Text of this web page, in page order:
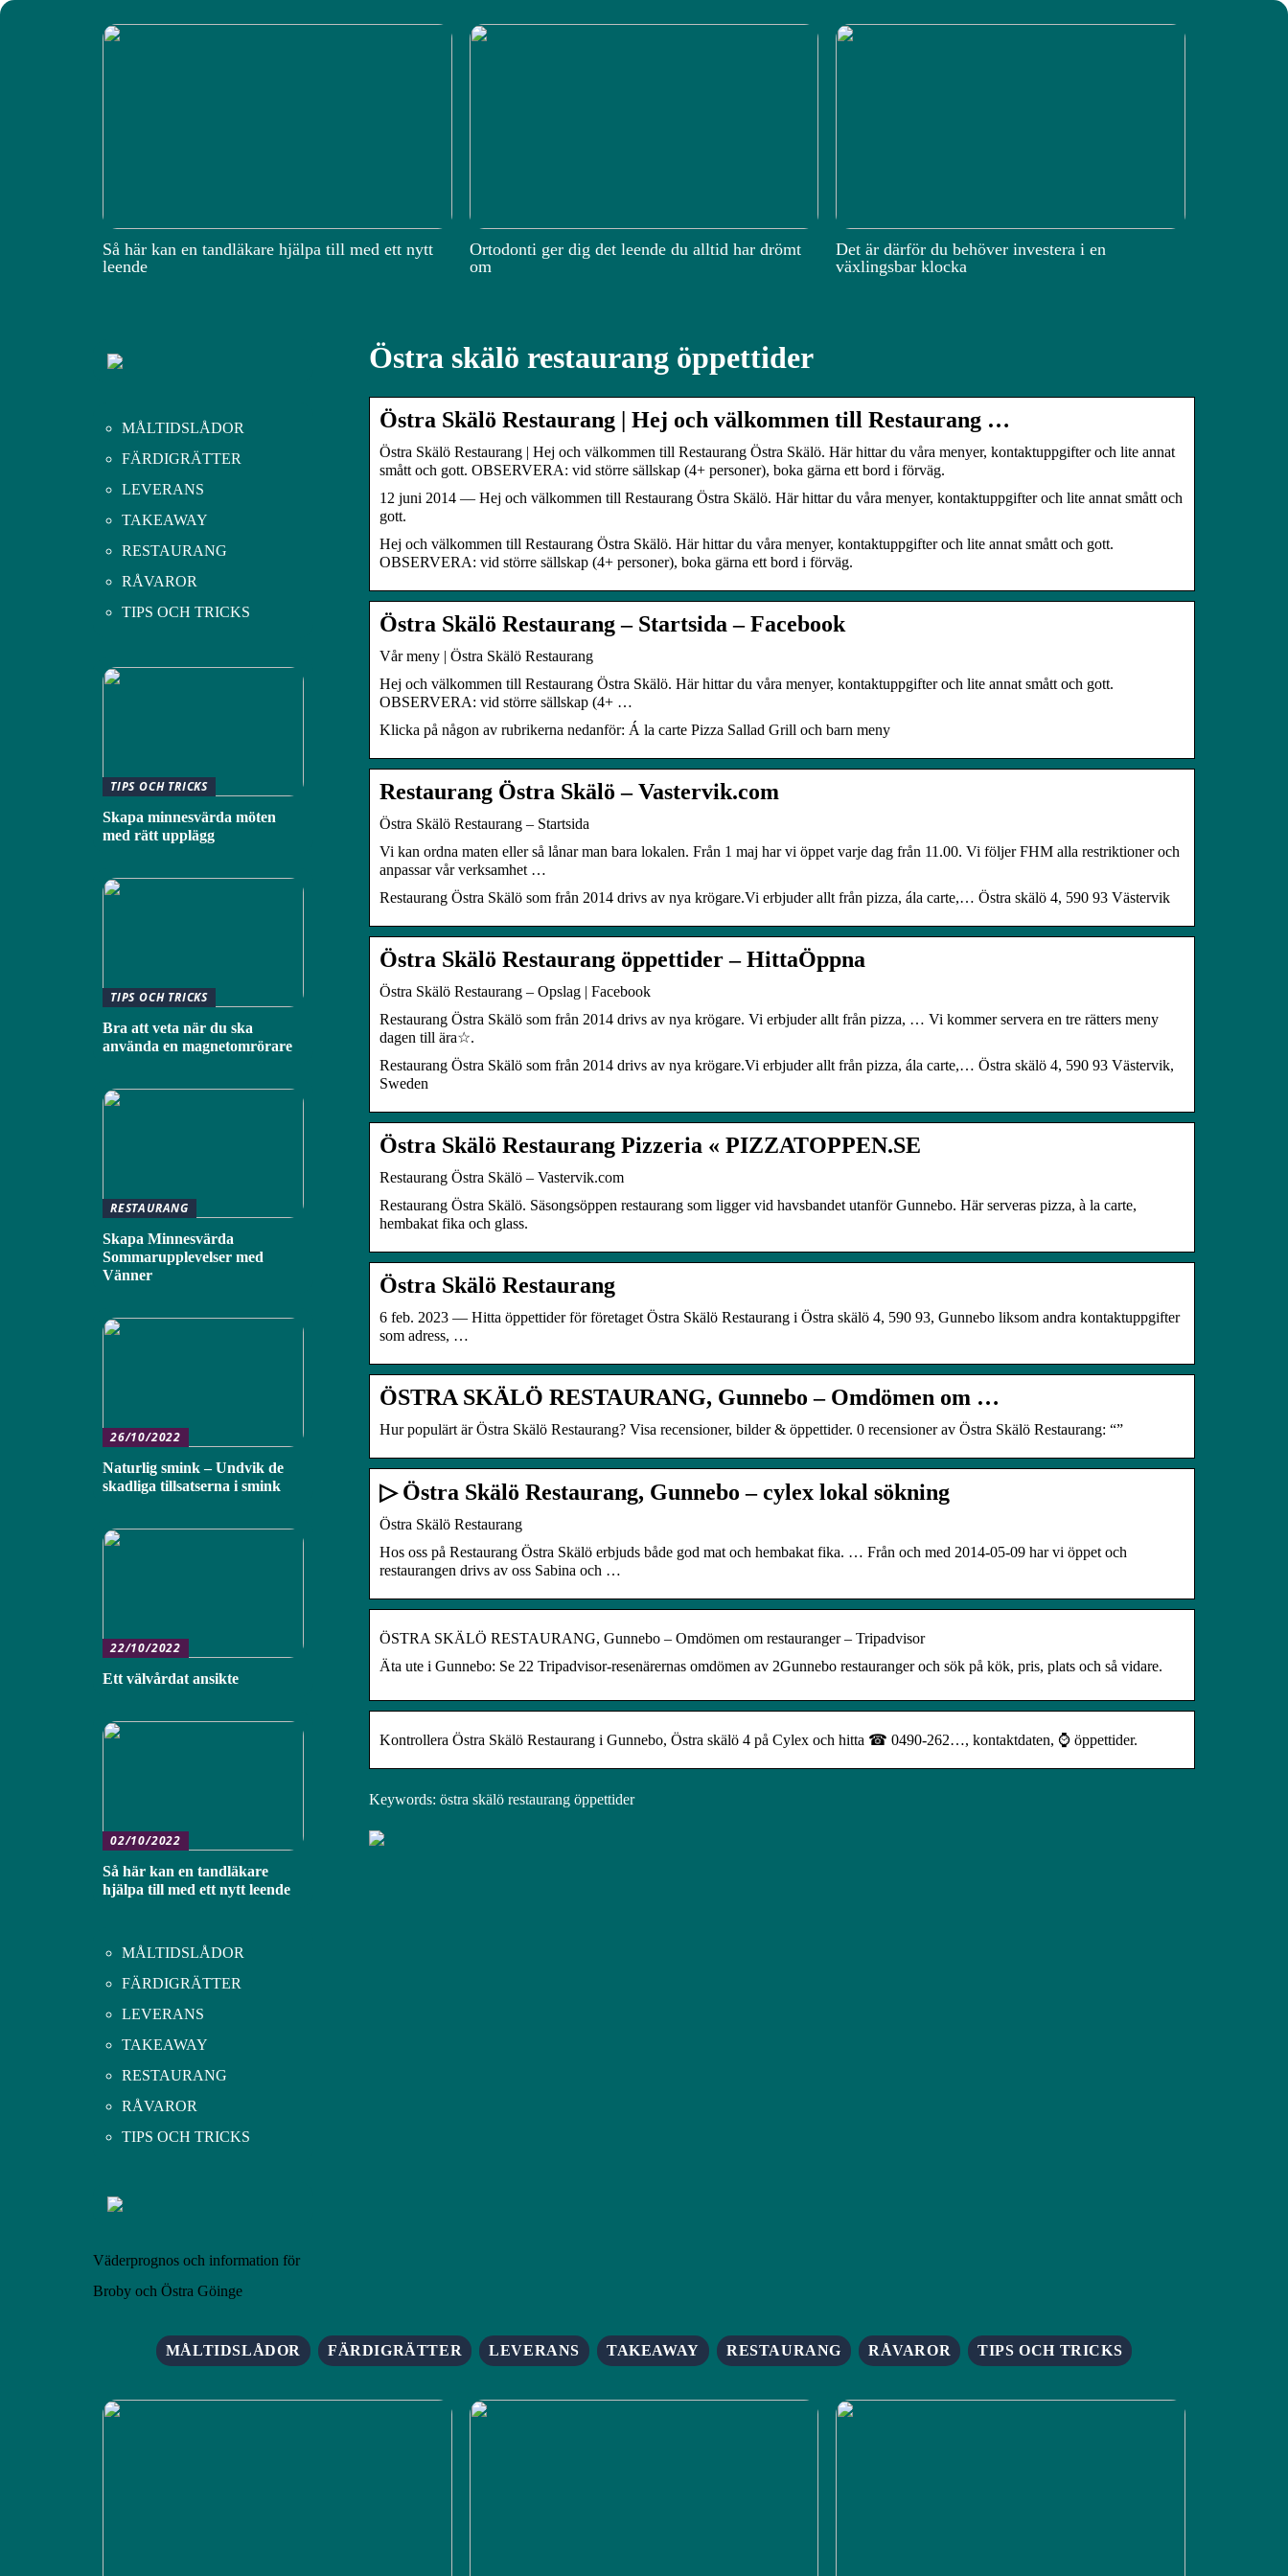
Så här kan en tandläkare hjälpa till med ett nytt
leende
Ortodonti ger dig det leende du alltid har drömt
om
Det är därför du behöver investera i en
växlingsbar klocka
Östra skälö restaurang öppettider
Östra Skälö Restaurang | Hej och välkommen till Restaurang …
Östra Skälö Restaurang | Hej och välkommen till Restaurang Östra Skälö. Här hittar du våra menyer, kontaktuppgifter och lite annat
smått och gott. OBSERVERA: vid större sällskap (4+ personer), boka gärna ett bord i förväg.
12 juni 2014 — Hej och välkommen till Restaurang Östra Skälö. Här hittar du våra menyer, kontaktuppgifter och lite annat smått och
gott.
Hej och välkommen till Restaurang Östra Skälö. Här hittar du våra menyer, kontaktuppgifter och lite annat smått och gott.
OBSERVERA: vid större sällskap (4+ personer), boka gärna ett bord i förväg.
Östra Skälö Restaurang – Startsida – Facebook
Vår meny | Östra Skälö Restaurang
Hej och välkommen till Restaurang Östra Skälö. Här hittar du våra menyer, kontaktuppgifter och lite annat smått och gott.
OBSERVERA: vid större sällskap (4+ …
Klicka på någon av rubrikerna nedanför: Á la carte Pizza Sallad Grill och barn meny
Restaurang Östra Skälö – Vastervik.com
Östra Skälö Restaurang – Startsida
Vi kan ordna maten eller så lånar man bara lokalen. Från 1 maj har vi öppet varje dag från 11.00. Vi följer FHM alla restriktioner och
anpassar vår verksamhet …
Restaurang Östra Skälö som från 2014 drivs av nya krögare.Vi erbjuder allt från pizza, ála carte,… Östra skälö 4, 590 93 Västervik
Östra Skälö Restaurang öppettider – HittaÖppna
Östra Skälö Restaurang – Opslag | Facebook
Restaurang Östra Skälö som från 2014 drivs av nya krögare. Vi erbjuder allt från pizza, … Vi kommer servera en tre rätters meny
dagen till ära☆.
Restaurang Östra Skälö som från 2014 drivs av nya krögare.Vi erbjuder allt från pizza, ála carte,… Östra skälö 4, 590 93 Västervik,
Sweden
Östra Skälö Restaurang Pizzeria « PIZZATOPPEN.SE
Restaurang Östra Skälö – Vastervik.com
Restaurang Östra Skälö. Säsongsöppen restaurang som ligger vid havsbandet utanför Gunnebo. Här serveras pizza, à la carte,
hembakat fika och glass.
Östra Skälö Restaurang
6 feb. 2023 — Hitta öppettider för företaget Östra Skälö Restaurang i Östra skälö 4, 590 93, Gunnebo liksom andra kontaktuppgifter
som adress, …
ÖSTRA SKÄLÖ RESTAURANG, Gunnebo – Omdömen om …
Hur populärt är Östra Skälö Restaurang? Visa recensioner, bilder & öppettider. 0 recensioner av Östra Skälö Restaurang: “”
▷ Östra Skälö Restaurang, Gunnebo – cylex lokal sökning
Östra Skälö Restaurang
Hos oss på Restaurang Östra Skälö erbjuds både god mat och hembakat fika. … Från och med 2014-05-09 har vi öppet och
restaurangen drivs av oss Sabina och …
ÖSTRA SKÄLÖ RESTAURANG, Gunnebo – Omdömen om restauranger – Tripadvisor
Äta ute i Gunnebo: Se 22 Tripadvisor-resenärernas omdömen av 2Gunnebo restauranger och sök på kök, pris, plats och så vidare.
Kontrollera Östra Skälö Restaurang i Gunnebo, Östra skälö 4 på Cylex och hitta ☎ 0490-262…, kontaktdaten, ⌚ öppettider.
Keywords: östra skälö restaurang öppettider
MÅLTIDSLÅDOR
FÄRDIGRÄTTER
LEVERANS
TAKEAWAY
RESTAURANG
RÅVAROR
TIPS OCH TRICKS
TIPS OCH TRICKS
Skapa minnesvärda möten
med rätt upplägg
TIPS OCH TRICKS
Bra att veta när du ska
använda en magnetomrörare
RESTAURANG
Skapa Minnesvärda
Sommarupplevelser med
Vänner
26/10/2022
Naturlig smink – Undvik de
skadliga tillsatserna i smink
22/10/2022
Ett välvårdat ansikte
02/10/2022
Så här kan en tandläkare
hjälpa till med ett nytt leende
MÅLTIDSLÅDOR
FÄRDIGRÄTTER
LEVERANS
TAKEAWAY
RESTAURANG
RÅVAROR
TIPS OCH TRICKS
Väderprognos och information för
Broby och Östra Göinge
MÅLTIDSLÅDOR FÄRDIGRÄTTER LEVERANS TAKEAWAY RESTAURANG RÅVAROR TIPS OCH TRICKS